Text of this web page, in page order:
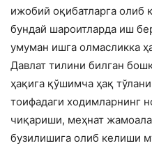
ижобий оқибатларга олиб
бундай шароитларда иш
умуман ишга олмасликка
Давлат тилини билган
ҳақига қўшимча ҳақ
тоифадаги ходимларнинг
чиқариши, меҳнат
бузилишига олиб келиши